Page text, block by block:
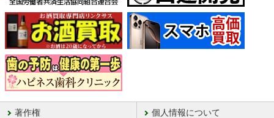
著作権 個人情報について